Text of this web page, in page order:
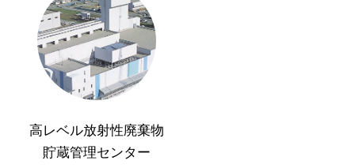
高レベル放射性廃棄物
貯蔵管理センター